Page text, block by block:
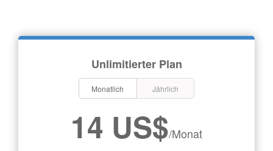
Unlimitierter Plan
Monatlich Jährlich
14 US$/Monat